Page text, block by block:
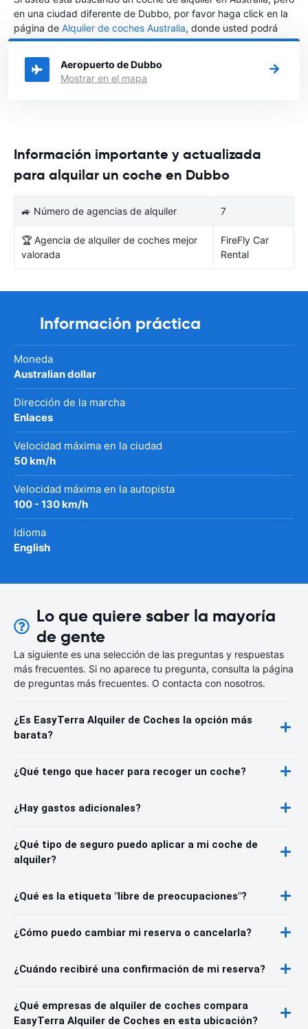
en una ciudad diferente de Dubbo, por favor haga click en la
página de Alquiler de coches Australia, donde usted podrá
elegir en qué ciudad de Australia desea alquilar un coche.
Aeropuerto de Dubbo
Mostrar en el mapa
Información importante y actualizada
para alquilar un coche en Dubbo
🚙 Número de agencias de alquiler 7
🏆 Agencia de alquiler de coches mejor
valorada
FireFly Car
Rental
Información práctica
Moneda
Australian dollar
Dirección de la marcha
Enlaces
Velocidad máxima en la ciudad
50 km/h
Velocidad máxima en la autopista
100 - 130 km/h
Idioma
English
Lo que quiere saber la mayoría
de gente
La siguiente es una selección de las preguntas y respuestas
más frecuentes. Si no aparece tu pregunta, consulta la página
de preguntas más frecuentes. O contacta con nosotros.
¿Es EasyTerra Alquiler de Coches la opción más
barata?
¿Qué tengo que hacer para recoger un coche?
¿Hay gastos adicionales?
¿Qué tipo de seguro puedo aplicar a mi coche de
alquiler?
¿Qué es la etiqueta "libre de preocupaciones"?
¿Cómo puedo cambiar mi reserva o cancelarla?
¿Cuándo recibiré una confirmación de mi reserva?
¿Qué empresas de alquiler de coches compara
EasyTerra Alquiler de Coches en esta ubicación?